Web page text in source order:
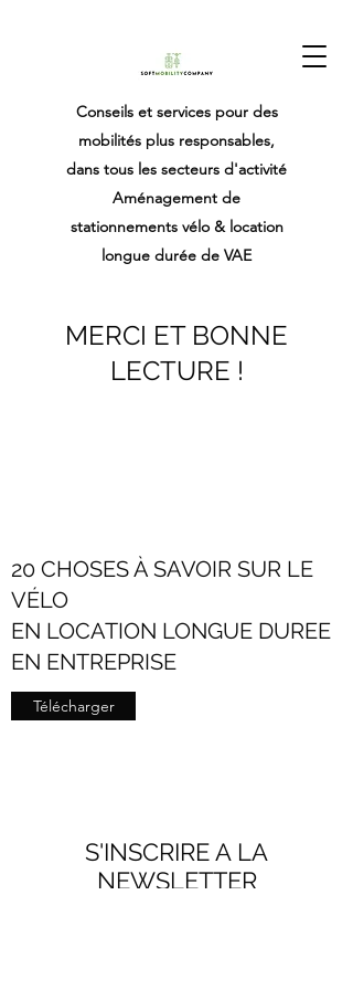
Conseils et services pour des
mobilités plus responsables,
dans tous les secteurs d'activité
Aménagement de
stationnements vélo & location
longue durée de VAE
MERCI ET BONNE
LECTURE !
20 CHOSES À SAVOIR SUR LE
VÉLO
EN LOCATION LONGUE DUREE
EN ENTREPRISE
Télécharger
S'INSCRIRE A LA
NEWSLETTER